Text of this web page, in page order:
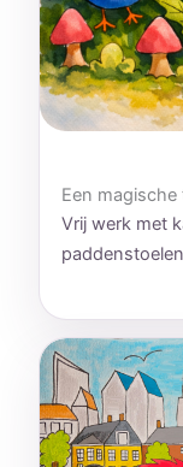
Een
Vrij werk met